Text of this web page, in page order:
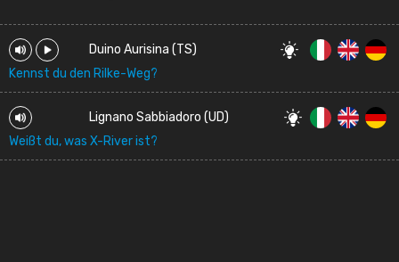
Duino Aurisina (TS)
Kennst du den Rilke-Weg?
Lignano Sabbiadoro (UD)
Weißt du, was X-River ist?